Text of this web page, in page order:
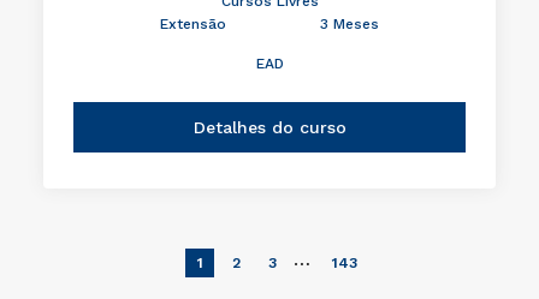
Extensão
3 Meses
EAD
Detalhes do curso
1 2 3 … 143